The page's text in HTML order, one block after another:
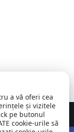
SRL
a vă oferi cea
și vizitele
pe butonul
cookie-urile să